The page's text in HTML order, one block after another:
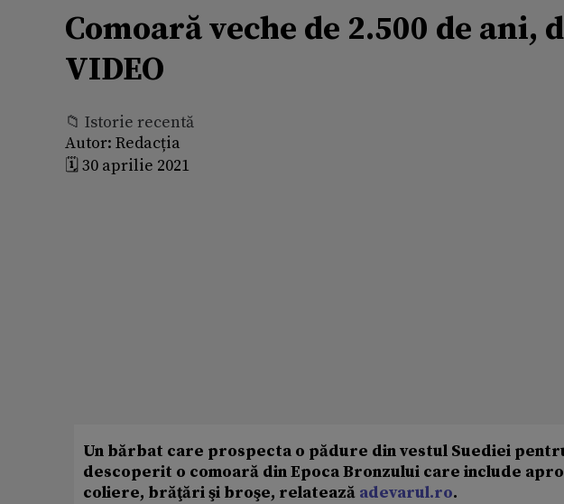
Comoară veche de 2.500 de ani,
VIDEO
📁 Istorie recentă
Autor: Redacția
🗓️ 30 aprilie 2021
Un bărbat care prospecta o pădure din vestul Suediei
descoperit o comoară din Epoca Bronzului care include
coliere, brăţări şi broşe, relatează adevarul.ro.